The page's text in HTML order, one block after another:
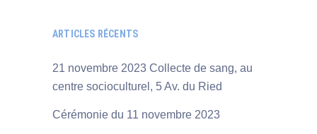
ARTICLES RÉCENTS
21 novembre 2023 Collecte de sang, au
centre socioculturel, 5 Av. du Ried
Cérémonie du 11 novembre 2023